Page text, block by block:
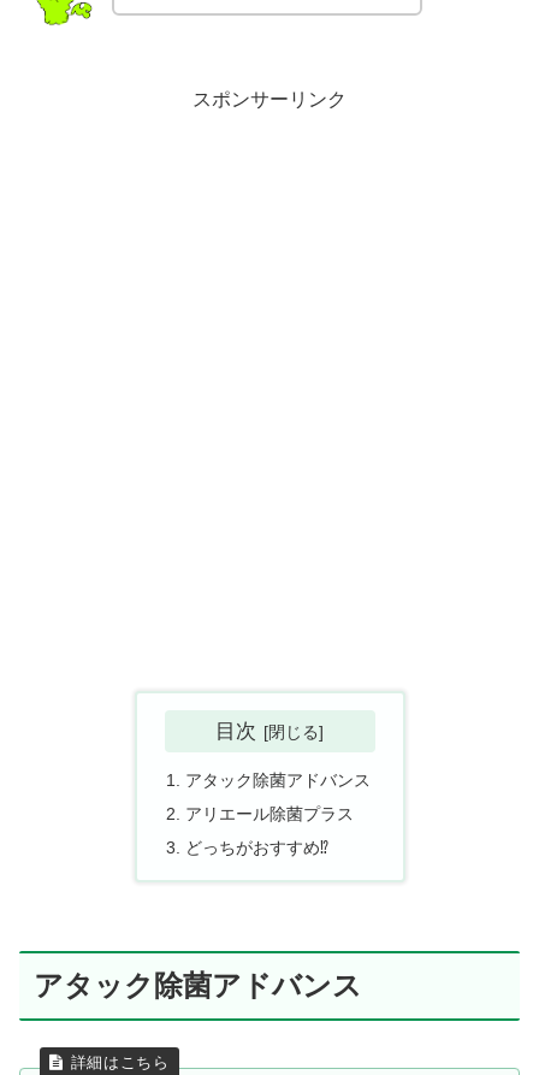
スポンサーリンク
目次
アタック除菌アドバンス
アリエール除菌プラス
どっちがおすすめ⁉
アタック除菌アドバンス